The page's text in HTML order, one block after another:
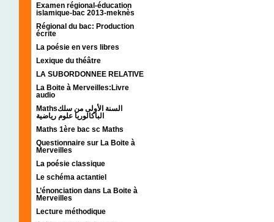
Examen régional-éducation
islamique-bac 2013-meknès
Régional du bac: Production
écrite
La poésie en vers libres
Lexique du théâtre
LA SUBORDONNEE RELATIVE
La Boite à Merveilles:Livre
audio
Mathsالسنة الأولى من سلك
الباكالوريا علوم رياضية
Maths 1ère bac sc Maths
Questionnaire sur La Boite à
Merveilles
La poésie classique
Le schéma actantiel
L’énonciation dans La Boite à
Merveilles
Lecture méthodique